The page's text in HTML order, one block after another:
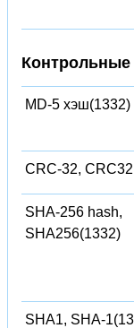
MD-5 хэш(1332)
CRC-32,
SHA-256 hash,
SHA256(1332)
SHA1, SHA-